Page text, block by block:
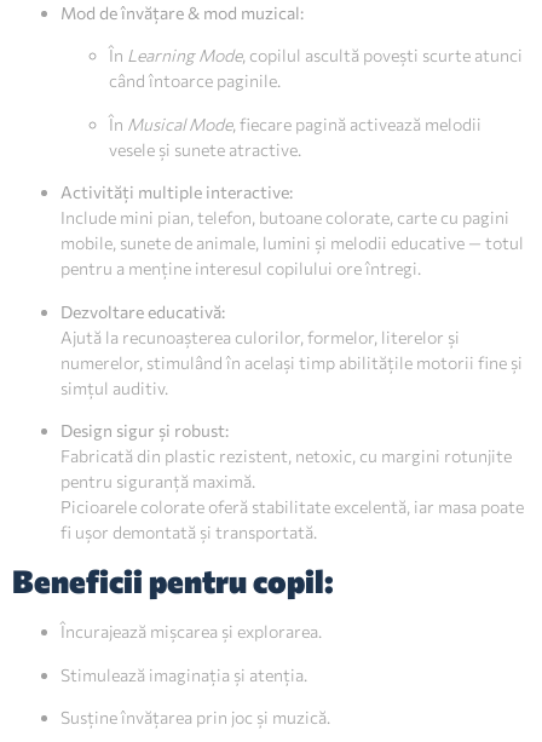
Mod de învățare & mod muzical:
În Learning Mode, copilul ascultă povești scurte atunci
când întoarce paginile.
În Musical Mode, fiecare pagină activează melodii
vesele și sunete atractive.
Activități multiple interactive:
Include mini pian, telefon, butoane colorate, carte cu pagini
mobile, sunete de animale, lumini și melodii educative — totul
pentru a menține interesul copilului ore întregi.
Dezvoltare educativă:
Ajută la recunoașterea culorilor, formelor, literelor și
numerelor, stimulând în același timp abilitățile motorii fine și
simțul auditiv.
Design sigur și robust:
Fabricată din plastic rezistent, netoxic, cu margini rotunjite
pentru siguranță maximă.
Picioarele colorate oferă stabilitate excelentă, iar masa poate
fi ușor demontată și transportată.
Beneficii pentru copil:
Încurajează mișcarea și explorarea.
Stimulează imaginația și atenția.
Susține învățarea prin joc și muzică.